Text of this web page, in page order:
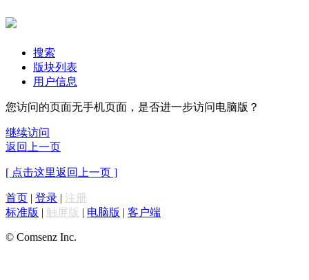
搜索
版块列表
用户信息
您访问的页面无手机页面，是否进一步访问电脑版？
继续访问
返回上一页
[ 点击这里返回上一页 ]
首页 | 登录 | 注册
标准版 | 触屏版 | 电脑版 | 客户端
© Comsenz Inc.